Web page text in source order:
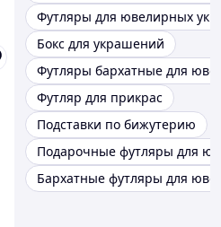
Футляры для ювелирных
Бокс для украшений
Футляры бархатные для
Футляр для прикрас
Подставки по бижутерию
Подарочные футляры для
Бархатные футляры для